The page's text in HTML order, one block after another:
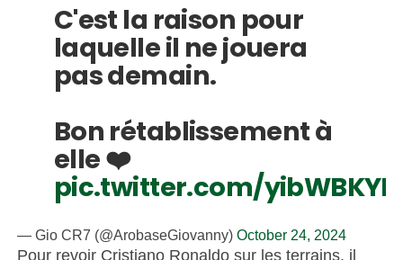
C'est la raison pour
laquelle il ne jouera
pas demain.
Bon rétablissement à
elle ❤️
pic.twitter.com/
— Gio CR7 (@ArobaseGiovanny) October 24, 2024
Pour revoir Cristiano Ronaldo sur les terrains, il